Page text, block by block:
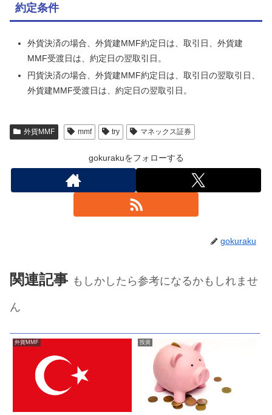
約定条件
外貨決済の場合、外貨建MMF約定日は、取引日、外貨建
MMF受渡日は、約定日の翌取引日。
円貨決済の場合、外貨建MMF約定日は、取引日の翌取引日、
外貨建MMF受渡日は、約定日の翌取引日。
外貨MMF mmf try マネックス証券
gokurakuをフォローする
gokuraku
関連記事 もしかしたら参考になるかもしれませ
ん
外貨MMF 投資